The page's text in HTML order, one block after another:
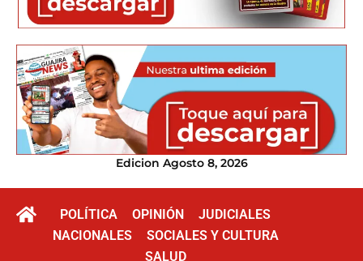
Edicion Agosto 8, 2026
POLÍTICA OPINIÓN
JUDICIALES
NACIONALES
SOCIALES Y CULTURA
SALUD